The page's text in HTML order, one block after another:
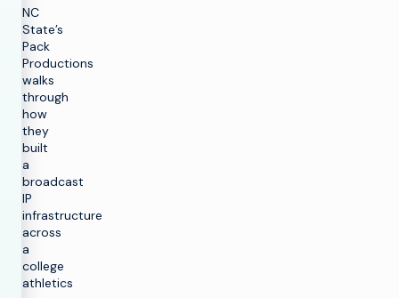
NC
State’s
Pack
Productions
walks
through
how
they
built
a
broadcast
IP
infrastructure
across
a
college
athletics